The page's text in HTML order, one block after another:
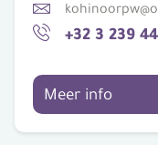
+32 3 239
Meer info